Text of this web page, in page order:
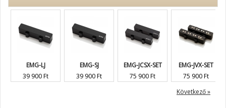
EMG-LJ
39 900 Ft
EMG-SJ
39 900 Ft
EMG-JCSX-SET
75 900 Ft
EMG-JVX-SET
75 900 Ft
Következő »